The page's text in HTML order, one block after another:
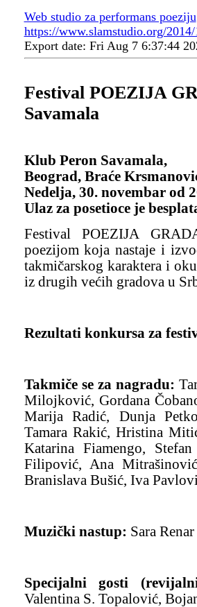
Web studio za performans poeziju
https://www.slamstudio.org/
Export date: Fri Aug 7 6:37:44
Festival POEZIJA
Savamala
Klub Peron Savamala,
Beograd, Braće
Nedelja, 30. novembar od
Ulaz za posetioce je
Festival POEZIJA
poezijom koja nastaje i
takmičarskog karaktera i
iz drugih većih gradova u
Rezultati konkursa za
Takmiče se za nagradu:
Milojković, Gordana
Marija Radić, Dunja
Tamara Rakić, Hristina
Katarina Fiamengo,
Filipović, Ana
Branislava Bušić, Iva
Muzički nastup: Sara
Specijalni gosti
Valentina S. Topalović,